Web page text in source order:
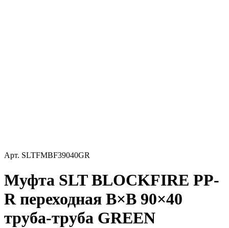
Арт. SLTFMBF39040GR
Муфта SLT BLOCKFIRE PP-
R переходная В×В 90×40
труба-труба GREEN